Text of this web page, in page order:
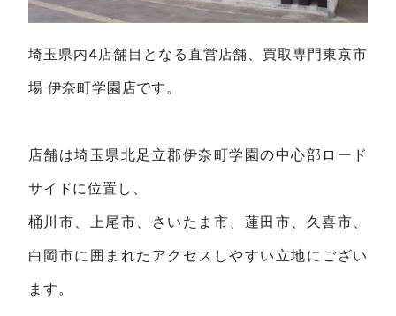
埼玉県内4店舗目となる直営店舗、買取専門東京市
場 伊奈町学園店です。
店舗は埼玉県北足立郡伊奈町学園の中心部ロード
サイドに位置し、
桶川市、上尾市、さいたま市、蓮田市、久喜市、
白岡市に囲まれたアクセスしやすい立地にござい
ます。